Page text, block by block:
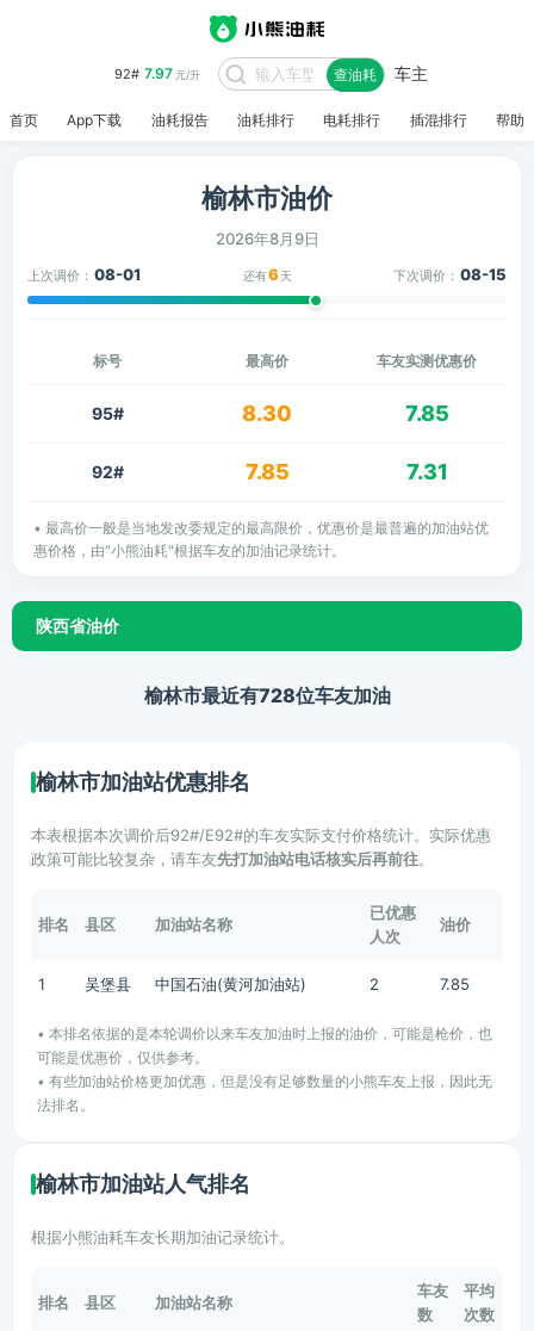
92# 7.97元/升 查油耗 车主
首页 App下载 油耗报告 油耗排行 电耗排行 插混排行 帮助
榆林市油价
2026年8月9日
上次调价： 08-01 还有6 天 下次调价： 08-15
标号 最高价 车友实测优惠价
95# 8.30 7.85
92# 7.85 7.31
• 最高价一般是当地发改委规定的最高限价，优惠价是最普遍的加油站优
惠价格，由"小熊油耗"根据车友的加油记录统计。
陕西省油价
榆林市最近有728位车友加油
榆林市加油站优惠排名
本表根据本次调价后92#/E92#的车友实际支付价格统计。实际优惠
政策可能比较复杂，请车友先打加油站电话核实后再前往。
排名 县区 加油站名称
已优惠
人次
油价
1 吴堡县 中国石油(黄河加油站) 2 7.85
• 本排名依据的是本轮调价以来车友加油时上报的油价，可能是枪价，也
可能是优惠价，仅供参考。
• 有些加油站价格更加优惠，但是没有足够数量的小熊车友上报，因此无
法排名。
榆林市加油站人气排名
根据小熊油耗车友长期加油记录统计。
排名 县区 加油站名称
车友
数
平均
次数